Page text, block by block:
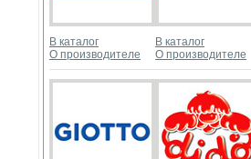
В каталог
О производителе
В каталог
О производителе